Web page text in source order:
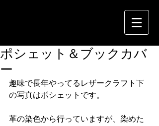
ポシェット＆ブックカバ
ー
趣味で長年やってるレザークラフト下
の写真はポシェットです。
革の染色から行っていますが、染めた